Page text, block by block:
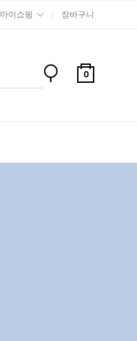
마이쇼핑 장바구니
0